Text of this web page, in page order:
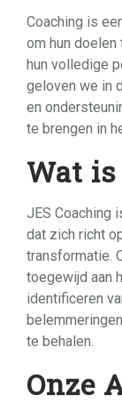
Coaching is
om hun
hun volledige
geloven we in
en
te brengen in
Wat is
JES Coaching
dat zich richt
transformatie.
toegewijd aan
identificeren
te behalen.
Onze